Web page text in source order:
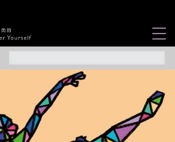
觀點專欄
焦點企劃
社會企業